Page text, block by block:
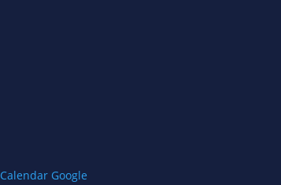
Calendar Google